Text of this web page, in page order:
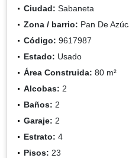
Ciudad: Sabaneta
Zona / barrio: Pan De
Código: 9617987
Estado: Usado
Área Construida: 80 m²
Alcobas: 2
Baños: 2
Garaje: 2
Estrato: 4
Pisos: 23